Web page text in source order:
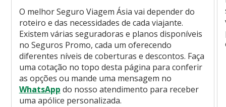
O melhor Seguro Viagem Ásia vai depender do
roteiro e das necessidades de cada viajante.
Existem várias seguradoras e planos disponíveis
no Seguros Promo, cada um oferecendo
diferentes níveis de coberturas e descontos. Faça
uma cotação no topo desta página para conferir
as opções ou mande uma mensagem no
WhatsApp do nosso atendimento para receber
uma apólice personalizada.